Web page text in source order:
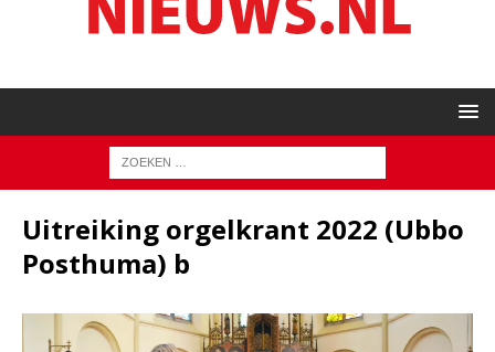
Uitreiking orgelkrant 2022 (Ubbo
Posthuma) b